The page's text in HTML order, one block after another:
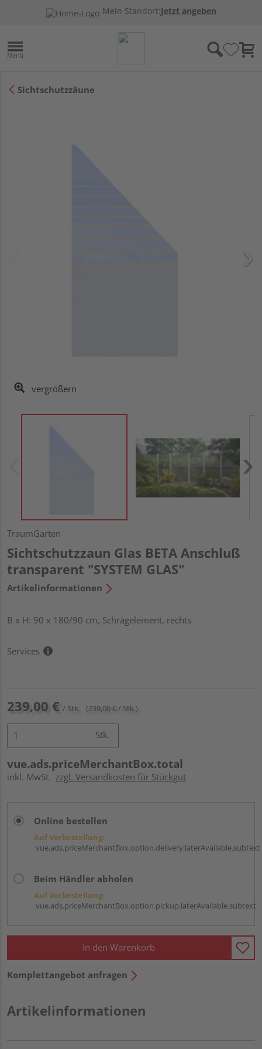
Mein Standort:Jetzt angeben
Sichtschutzzäune
vergrößern
TraumGarten
Sichtschutzzaun Glas BETA Anschluß
transparent "SYSTEM GLAS"
Artikelinformationen
B x H: 90 x 180/90 cm, Schrägelement, rechts
Services
239,00 € / Stk. (239,00 € / Stk.)
Stk.
vue.ads.priceMerchantBox.total
inkl. MwSt. zzgl. Versandkosten für Stückgut
Online bestellen
Auf Vorbestellung:
vue.ads.priceMerchantBox.option.delivery.laterAvailable.subtext
Beim Händler abholen
Auf Vorbestellung:
vue.ads.priceMerchantBox.option.pickup.laterAvailable.subtext
In den Warenkorb
Komplettangebot anfragen
Artikelinformationen